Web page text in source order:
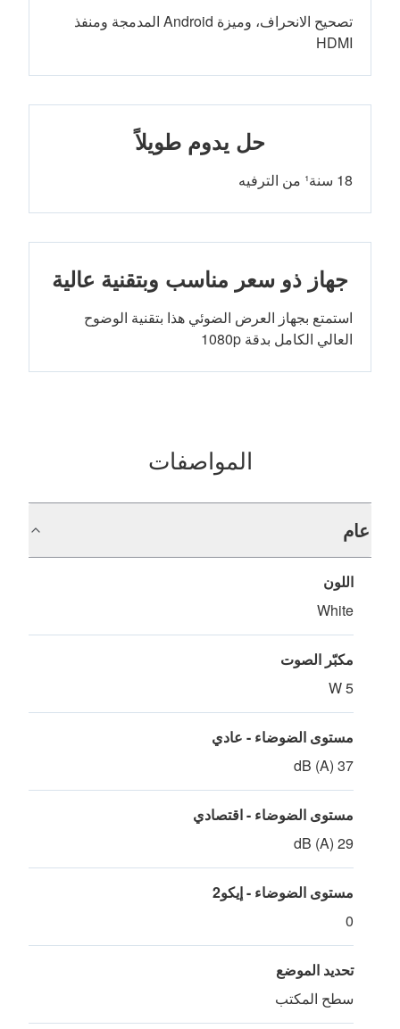
تصحيح الانحراف، وميزة Android المدمجة ومنفذ
HDMI
حل يدوم طويلاً
18 سنة¹ من الترفيه
جهاز ذو سعر مناسب وبتقنية عالية
‏استمتع بجهاز العرض الضوئي هذا بتقنية الوضوح
العالي الكامل‬‬‬ بدقة 1080p
المواصفات
عام
اللون
White
مكبّر الصوت
5 W
مستوى الضوضاء - عادي
37 dB (A)
مستوى الضوضاء - اقتصادي
29 dB (A)
مستوى الضوضاء - إيكو2
0
تحديد الموضع
سطح المكتب